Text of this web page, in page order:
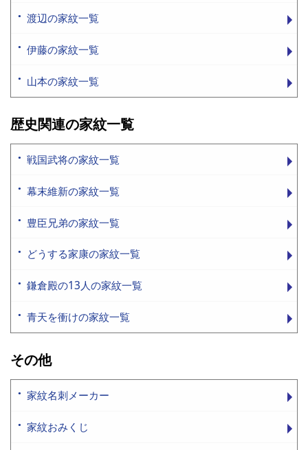
渡辺の家紋一覧
伊藤の家紋一覧
山本の家紋一覧
歴史関連の家紋一覧
戦国武将の家紋一覧
幕末維新の家紋一覧
豊臣兄弟の家紋一覧
どうする家康の家紋一覧
鎌倉殿の13人の家紋一覧
青天を衝けの家紋一覧
その他
家紋名刺メーカー
家紋おみくじ